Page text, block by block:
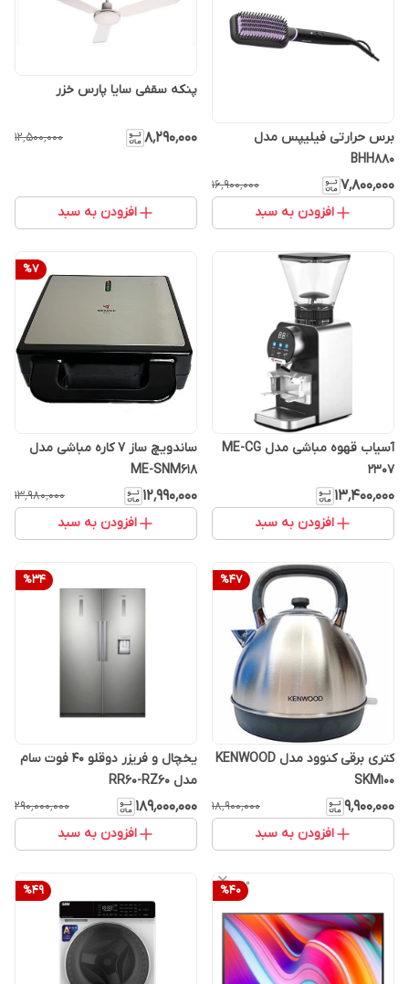
برس حرارتی فیلیپس مدل
BHH880
۷٬۸۰۰٬۰۰۰ ۱۶٬۹۰۰٬۰۰۰
افزودن به سبد
پنکه سقفی سایا پارس خزر
۸٬۲۹۰٬۰۰۰ ۱۲٬۵۰۰٬۰۰۰
افزودن به سبد
آسیاب قهوه مباشی مدل ME-CG
2307
۱۳٬۴۰۰٬۰۰۰
افزودن به سبد
%7
ساندویچ ساز 7 کاره مباشی مدل
ME-SNM618
۱۲٬۹۹۰٬۰۰۰ ۱۳٬۹۸۰٬۰۰۰
افزودن به سبد
%47
کتری برقی کنوود مدل KENWOOD
SKM100
۹٬۹۰۰٬۰۰۰ ۱۸٬۹۰۰٬۰۰۰
افزودن به سبد
%34
یخچال و فریزر دوقلو 40 فوت سام
مدل RR60-RZ60
۱۸۹٬۰۰۰٬۰۰۰ ۲۹۰٬۰۰۰٬۰۰۰
افزودن به سبد
%40
%49